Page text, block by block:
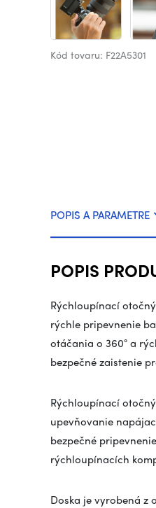
Kód tovaru: F22A5301
POPIS A PARAMETRE
POPIS
Rýchloupínací
rýchle pripevnenie
otáčania o 360° a
bezpečné zaistenie
Rýchloupínací
upevňovanie
bezpečné
rýchloupínacích
Doska je vyrobená z